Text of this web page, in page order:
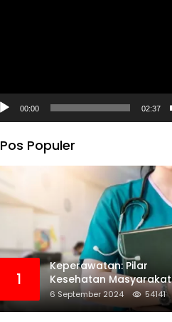
00:00 02:37
Pos Populer
1
Keperawatan: Pilar
Kesehatan Masyarakat
6 September 2024 54141